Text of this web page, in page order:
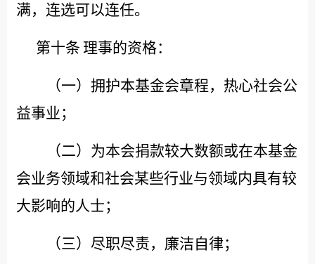
满，连选可以连任。
第十条 理事的资格：
（一）拥护本基金会章程，热心社会公
益事业；
（二）为本会捐款较大数额或在本基金
会业务领域和社会某些行业与领域内具有较
大影响的人士；
（三）尽职尽责，廉洁自律；